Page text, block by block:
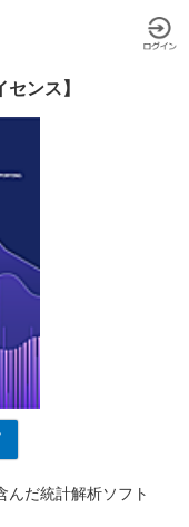
ンス】
んだ統計解析ソフト